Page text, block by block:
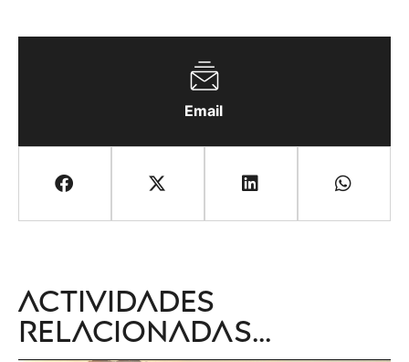
Email
Actividades
relacionadas...